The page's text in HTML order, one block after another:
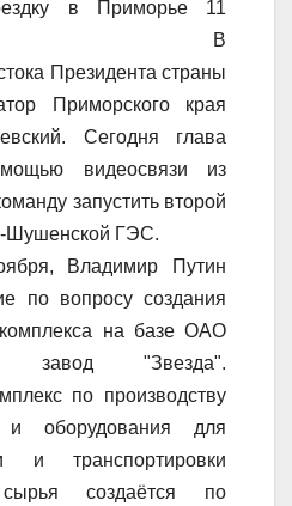
в Приморье 11
В
Президента страны
Приморского края
Сегодня глава
видеосвязи из
запустить второй
Шушенской ГЭС.
Владимир Путин
по вопросу создания
комплекса на базе ОАО
завод "Звезда".
по производству
и оборудования для
и транспортировки
сырья создаётся по